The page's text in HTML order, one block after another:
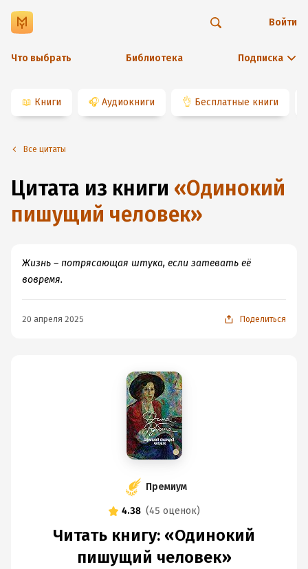
Что выбрать Библиотека Подписка
Войти
📖 Книги 🎧 Аудиокниги 👌 Бесплатные книги
Все цитаты
Цитата из книги «Одинокий
пишущий человек»
Жизнь – потрясающая штука, если затевать её
вовремя.
20 апреля 2025 Поделиться
Премиум
4.38 (45 оценок)
Читать книгу: «Одинокий
пишущий человек»